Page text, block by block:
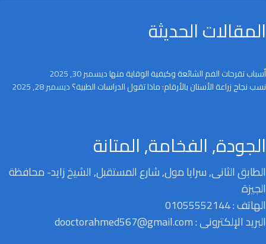
المقالات الحديثة
أسباب تقرحات الفم الشائعة وكيفية الوقاية منهاديسمبر 30, 2025
نسب نجاح زراعة الأسنان بالأرقام: ماذا تقول الدراسات الطبية؟ديسمبر 28, 2025
الجودة, الفخامة, المتانة
الطابق الثانى, سرايا مول, شارع المستقبل, الشيخ زايد- محافظة
الجيزة
الهاتف : 01055552144
البريد الإلكترونى : dooctorahmed567@gmail.com